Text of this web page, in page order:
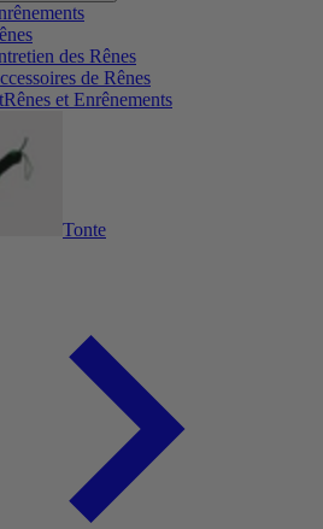
des Rênes
de Rênes
et Enrênements
Tonte